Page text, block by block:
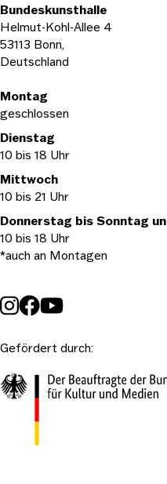
Foto: Jean-Luc Ikelle-
Universität Bonn.
Foto: Jean-Luc Ikelle-
Gefördert durch:
Bundeskunsthalle
Helmut-Kohl-Allee 4
53113 Bonn,
Deutschland
Öffnungszeiten
Montag
geschlossen
Dienstag
10 bis 18 Uhr
Mittwoch
10 bis 21 Uhr
Donnerstag bis Sonntag
10 bis 18 Uhr
*auch an Montagen